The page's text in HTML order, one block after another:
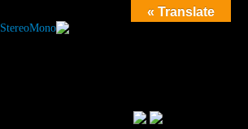
Translate »